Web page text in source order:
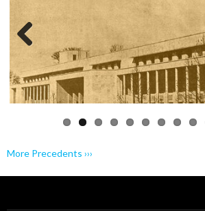
Previo
More Precedents ›››